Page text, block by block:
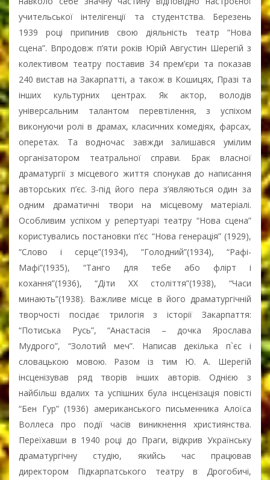
учительської інтелігенції та студентства. Березень
1939 році припинив свою діяльність театр “Нова
сцена”. Впродовж п’яти років Юрій Августин Шерегій з
колективом театру поставив 34 прем’єри та показав
240 вистав на Закарпатті, а також в Кошицях, Празі та
інших культурних центрах. Як актор, володів
універсальним талантом перевтілення, з успіхом
виконуючи ролі в драмах, класичних комедіях, фарсах,
оперетах. Та водночас завжди залишався умілим
організатором театральної справи. Брак власної
драматургії з місцевого життя спонукав до написання
авторських п’єс. З-під його пера з’являються один за
одним драматичні твори на місцевому матеріалі.
Особливим успіхом у репертуарі театру “Нова сцена”
користувались постановки п’єс “Нова генерація” (1929),
“Слово і серце”(1934), “Голодний”(1934), “Рафі-
Мафі”(1935), “Танго для тебе або флірт і
кохання”(1936), “Діти XX століття”(1938), “Часи
минають”(1938). Важливе місце в його драматургічній
творчості посідає трилогія з історії Закарпаття:
“Потиська Русь”, “Анастасія – дочка Ярослава
Мудрого”, “Золотий меч”. Написав декілька п`єс і
словацькою мовою. Разом із тим Ю. А. Шерегій
інсценізував ряд творів інших авторів. Однією з
найбільш вдалих та успішних була інсценізація повісті
“Бен Гур” (1936) американського письменника Алоїса
Воллеса про події часів виникнення християнства.
Переїхавши в 1940 році до Праги, відкрив Українську
драматургічну студію, якийсь час працював
директором Підкарпатського театру в Дрогобичі,